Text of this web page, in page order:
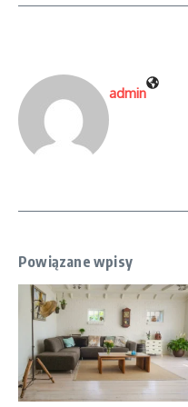
admin
Powiązane wpisy